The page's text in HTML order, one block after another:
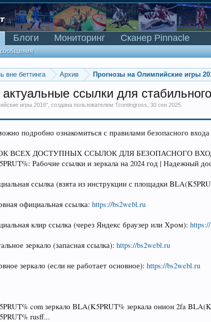
вне беттинга Архив Прогнозы на Олимпийские игры
ссылки для
игры 2016", создана пользователемTcontingross ,30 сен 2025
подробно ознакомиться с правилами безопасного
ВСЕХ ДОСТУПНЫХ ССЫЛОК ДЛЯ БЕЗОПАСНОГО
Рабочие ссылки и зеркала на 2024 год | Надежный
ссылка (взята из инструкции с площадки
официальная ссылка:https://bs2webl.ru
клир ссылка (через Яндекс браузер или Хром):
зеркало (запасная ссылка):https://bs2webl.ru
зеркало (если не работает основное):https://bs2webl.ru
com зеркало BLA(K5PRUT% зеркала онион 2fa
rusff...
Блоги Мониторинг Сканер Pinnacle